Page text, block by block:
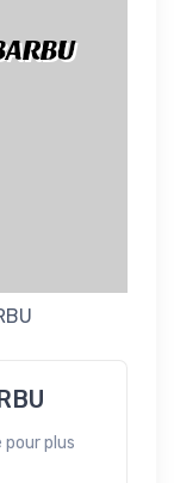
pour plus